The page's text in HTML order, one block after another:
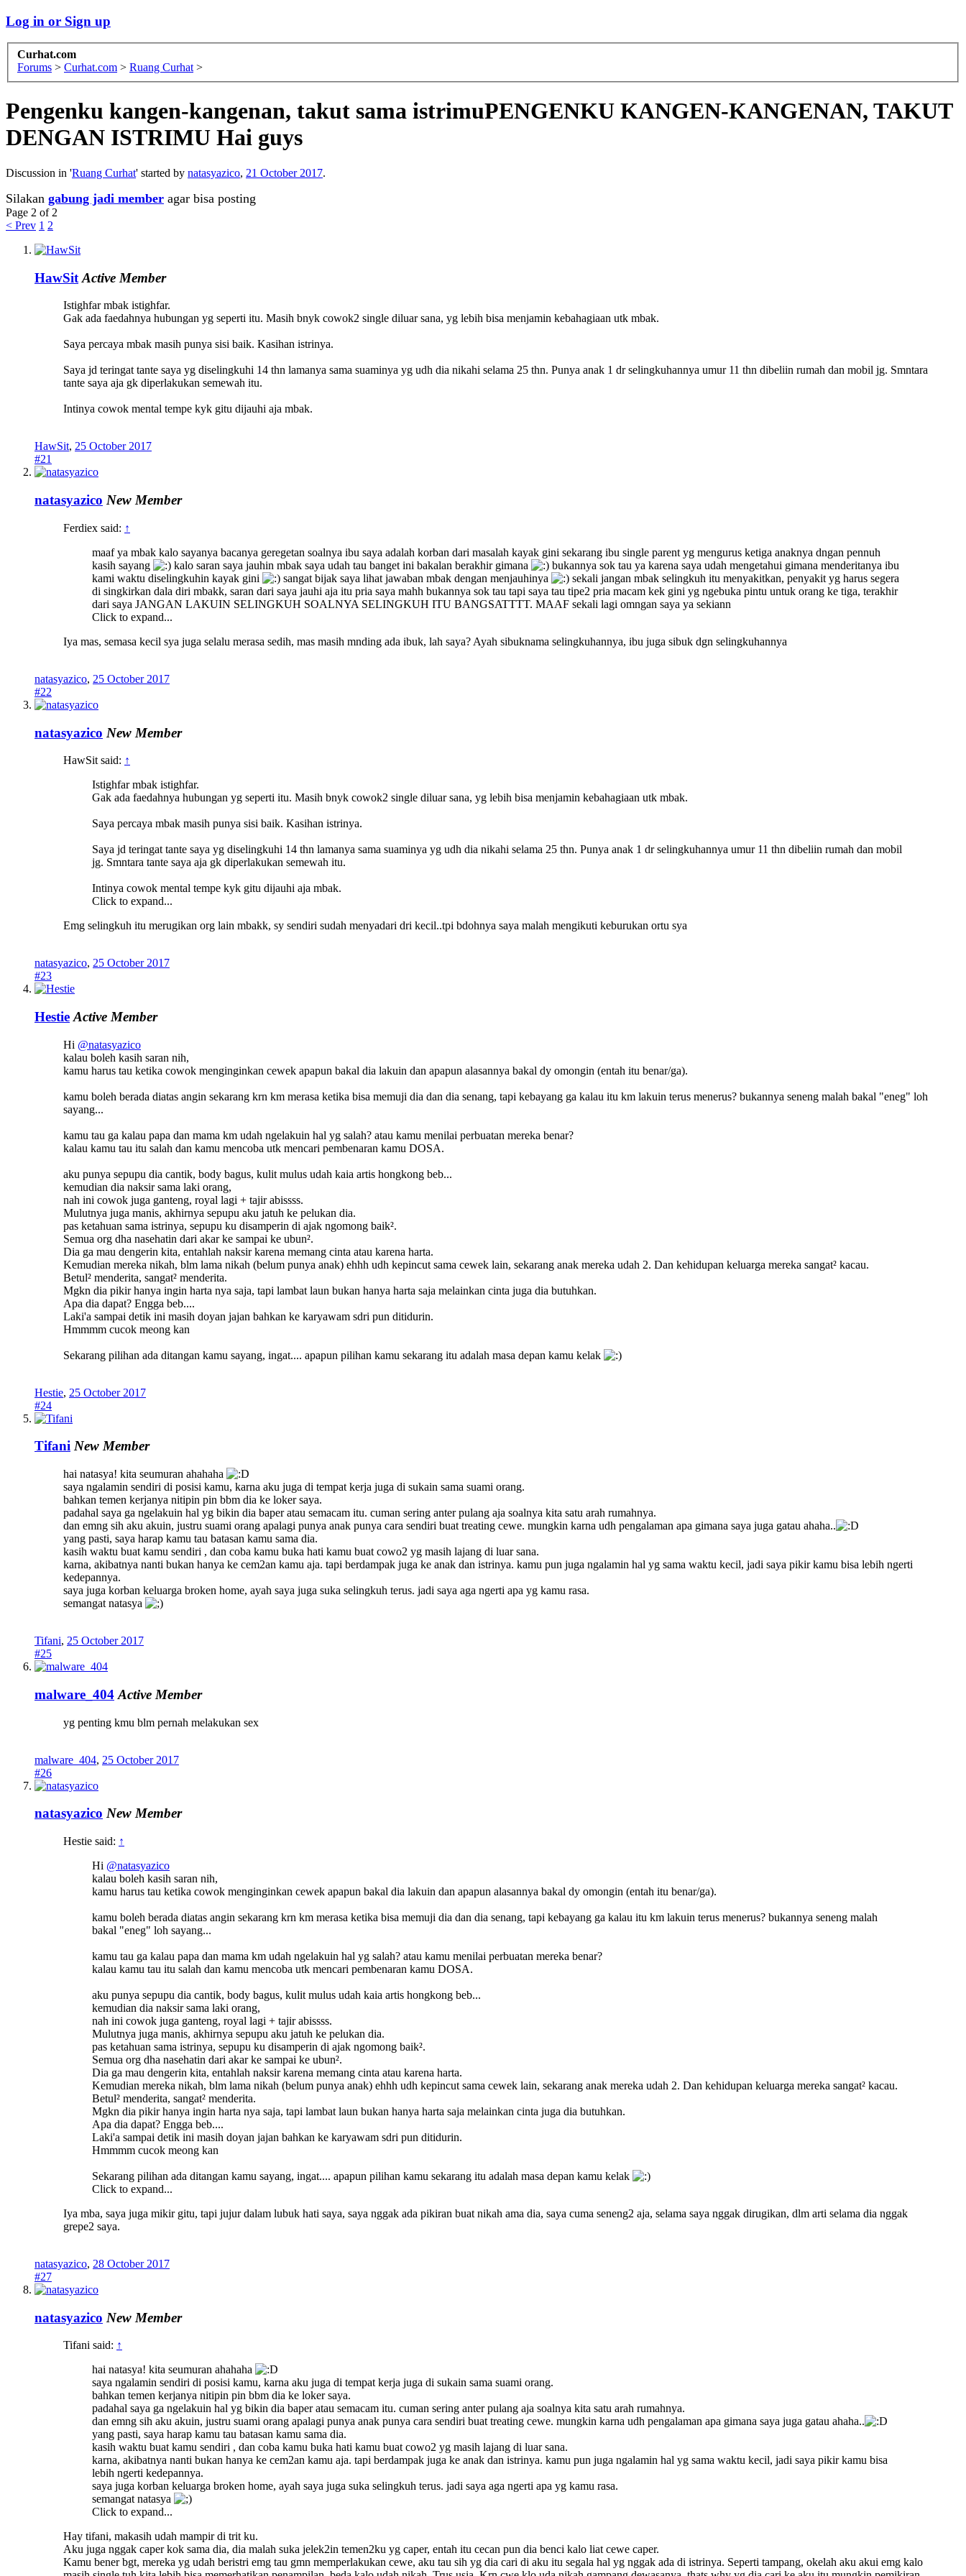
Log in or Sign up
Curhat.com
Forums > Curhat.com > Ruang Curhat >
Pengenku kangen-kangenan, takut sama istrimuPENGENKU KANGEN-KANGENAN, TAKUT
DENGAN ISTRIMU Hai guys
Discussion in 'Ruang Curhat' started by natasyazico, 21 October 2017.
Silakan gabung jadi member agar bisa posting
Page 2 of 2
< Prev 1 2
HawSit Active Member
Istighfar mbak istighfar.
Gak ada faedahnya hubungan yg seperti itu. Masih bnyk cowok2 single diluar sana, yg lebih bisa menjamin kebahagiaan utk mbak.
Saya percaya mbak masih punya sisi baik. Kasihan istrinya.
Saya jd teringat tante saya yg diselingkuhi 14 thn lamanya sama suaminya yg udh dia nikahi selama 25 thn. Punya anak 1 dr selingkuhannya umur 11 thn dibeliin rumah dan mobil jg. Smntara
tante saya aja gk diperlakukan semewah itu.
Intinya cowok mental tempe kyk gitu dijauhi aja mbak.
HawSit, 25 October 2017
#21
natasyazico New Member
Ferdiex said: ↑
maaf ya mbak kalo sayanya bacanya geregetan soalnya ibu saya adalah korban dari masalah kayak gini sekarang ibu single parent yg mengurus ketiga anaknya dngan pennuh
kasih sayang
kalo saran saya jauhin mbak saya udah tau banget ini bakalan berakhir gimana
bukannya sok tau ya karena saya udah mengetahui gimana menderitanya ibu
kami waktu diselingkuhin kayak gini
sangat bijak saya lihat jawaban mbak dengan menjauhinya
sekali jangan mbak selingkuh itu menyakitkan, penyakit yg harus segera
di singkirkan dala diri mbakk, saran dari saya jauhi aja itu pria saya mahh bukannya sok tau tapi saya tau tipe2 pria macam kek gini yg ngebuka pintu untuk orang ke tiga, terakhir
dari saya JANGAN LAKUIN SELINGKUH SOALNYA SELINGKUH ITU BANGSATTTT. MAAF sekali lagi omngan saya ya sekiann
Click to expand...
Iya mas, semasa kecil sya juga selalu merasa sedih, mas masih mnding ada ibuk, lah saya? Ayah sibuknama selingkuhannya, ibu juga sibuk dgn selingkuhannya
natasyazico, 25 October 2017
#22
natasyazico New Member
HawSit said: ↑
Istighfar mbak istighfar.
Gak ada faedahnya hubungan yg seperti itu. Masih bnyk cowok2 single diluar sana, yg lebih bisa menjamin kebahagiaan utk mbak.
Saya percaya mbak masih punya sisi baik. Kasihan istrinya.
Saya jd teringat tante saya yg diselingkuhi 14 thn lamanya sama suaminya yg udh dia nikahi selama 25 thn. Punya anak 1 dr selingkuhannya umur 11 thn dibeliin rumah dan mobil
jg. Smntara tante saya aja gk diperlakukan semewah itu.
Intinya cowok mental tempe kyk gitu dijauhi aja mbak.
Click to expand...
Emg selingkuh itu merugikan org lain mbakk, sy sendiri sudah menyadari dri kecil..tpi bdohnya saya malah mengikuti keburukan ortu sya
natasyazico, 25 October 2017
#23
Hestie Active Member
Hi @natasyazico
kalau boleh kasih saran nih,
kamu harus tau ketika cowok menginginkan cewek apapun bakal dia lakuin dan apapun alasannya bakal dy omongin (entah itu benar/ga).
kamu boleh berada diatas angin sekarang krn km merasa ketika bisa memuji dia dan dia senang, tapi kebayang ga kalau itu km lakuin terus menerus? bukannya seneng malah bakal "eneg" loh
sayang...
kamu tau ga kalau papa dan mama km udah ngelakuin hal yg salah? atau kamu menilai perbuatan mereka benar?
kalau kamu tau itu salah dan kamu mencoba utk mencari pembenaran kamu DOSA.
aku punya sepupu dia cantik, body bagus, kulit mulus udah kaia artis hongkong beb...
kemudian dia naksir sama laki orang,
nah ini cowok juga ganteng, royal lagi + tajir abissss.
Mulutnya juga manis, akhirnya sepupu aku jatuh ke pelukan dia.
pas ketahuan sama istrinya, sepupu ku disamperin di ajak ngomong baik².
Semua org dha nasehatin dari akar ke sampai ke ubun².
Dia ga mau dengerin kita, entahlah naksir karena memang cinta atau karena harta.
Kemudian mereka nikah, blm lama nikah (belum punya anak) ehhh udh kepincut sama cewek lain, sekarang anak mereka udah 2. Dan kehidupan keluarga mereka sangat² kacau.
Betul² menderita, sangat² menderita.
Mgkn dia pikir hanya ingin harta nya saja, tapi lambat laun bukan hanya harta saja melainkan cinta juga dia butuhkan.
Apa dia dapat? Engga beb....
Laki'a sampai detik ini masih doyan jajan bahkan ke karyawam sdri pun ditidurin.
Hmmmm cucok meong kan
Sekarang pilihan ada ditangan kamu sayang, ingat.... apapun pilihan kamu sekarang itu adalah masa depan kamu kelak
Hestie, 25 October 2017
#24
Tifani New Member
hai natasya! kita seumuran ahahaha
saya ngalamin sendiri di posisi kamu, karna aku juga di tempat kerja juga di sukain sama suami orang.
bahkan temen kerjanya nitipin pin bbm dia ke loker saya.
padahal saya ga ngelakuin hal yg bikin dia baper atau semacam itu. cuman sering anter pulang aja soalnya kita satu arah rumahnya.
dan emng sih aku akuin, justru suami orang apalagi punya anak punya cara sendiri buat treating cewe. mungkin karna udh pengalaman apa gimana saya juga gatau ahaha..
yang pasti, saya harap kamu tau batasan kamu sama dia.
kasih waktu buat kamu sendiri , dan coba kamu buka hati kamu buat cowo2 yg masih lajang di luar sana.
karna, akibatnya nanti bukan hanya ke cem2an kamu aja. tapi berdampak juga ke anak dan istrinya. kamu pun juga ngalamin hal yg sama waktu kecil, jadi saya pikir kamu bisa lebih ngerti
kedepannya.
saya juga korban keluarga broken home, ayah saya juga suka selingkuh terus. jadi saya aga ngerti apa yg kamu rasa.
semangat natasya
Tifani, 25 October 2017
#25
malware_404 Active Member
yg penting kmu blm pernah melakukan sex
malware_404, 25 October 2017
#26
natasyazico New Member
Hestie said: ↑
Hi @natasyazico
kalau boleh kasih saran nih,
kamu harus tau ketika cowok menginginkan cewek apapun bakal dia lakuin dan apapun alasannya bakal dy omongin (entah itu benar/ga).
kamu boleh berada diatas angin sekarang krn km merasa ketika bisa memuji dia dan dia senang, tapi kebayang ga kalau itu km lakuin terus menerus? bukannya seneng malah
bakal "eneg" loh sayang...
kamu tau ga kalau papa dan mama km udah ngelakuin hal yg salah? atau kamu menilai perbuatan mereka benar?
kalau kamu tau itu salah dan kamu mencoba utk mencari pembenaran kamu DOSA.
aku punya sepupu dia cantik, body bagus, kulit mulus udah kaia artis hongkong beb...
kemudian dia naksir sama laki orang,
nah ini cowok juga ganteng, royal lagi + tajir abissss.
Mulutnya juga manis, akhirnya sepupu aku jatuh ke pelukan dia.
pas ketahuan sama istrinya, sepupu ku disamperin di ajak ngomong baik².
Semua org dha nasehatin dari akar ke sampai ke ubun².
Dia ga mau dengerin kita, entahlah naksir karena memang cinta atau karena harta.
Kemudian mereka nikah, blm lama nikah (belum punya anak) ehhh udh kepincut sama cewek lain, sekarang anak mereka udah 2. Dan kehidupan keluarga mereka sangat² kacau.
Betul² menderita, sangat² menderita.
Mgkn dia pikir hanya ingin harta nya saja, tapi lambat laun bukan hanya harta saja melainkan cinta juga dia butuhkan.
Apa dia dapat? Engga beb....
Laki'a sampai detik ini masih doyan jajan bahkan ke karyawam sdri pun ditidurin.
Hmmmm cucok meong kan
Sekarang pilihan ada ditangan kamu sayang, ingat.... apapun pilihan kamu sekarang itu adalah masa depan kamu kelak
Click to expand...
Iya mba, saya juga mikir gitu, tapi jujur dalam lubuk hati saya, saya nggak ada pikiran buat nikah ama dia, saya cuma seneng2 aja, selama saya nggak dirugikan, dlm arti selama dia nggak
grepe2 saya.
natasyazico, 28 October 2017
#27
natasyazico New Member
Tifani said: ↑
hai natasya! kita seumuran ahahaha
saya ngalamin sendiri di posisi kamu, karna aku juga di tempat kerja juga di sukain sama suami orang.
bahkan temen kerjanya nitipin pin bbm dia ke loker saya.
padahal saya ga ngelakuin hal yg bikin dia baper atau semacam itu. cuman sering anter pulang aja soalnya kita satu arah rumahnya.
dan emng sih aku akuin, justru suami orang apalagi punya anak punya cara sendiri buat treating cewe. mungkin karna udh pengalaman apa gimana saya juga gatau ahaha..
yang pasti, saya harap kamu tau batasan kamu sama dia.
kasih waktu buat kamu sendiri , dan coba kamu buka hati kamu buat cowo2 yg masih lajang di luar sana.
karna, akibatnya nanti bukan hanya ke cem2an kamu aja. tapi berdampak juga ke anak dan istrinya. kamu pun juga ngalamin hal yg sama waktu kecil, jadi saya pikir kamu bisa
lebih ngerti kedepannya.
saya juga korban keluarga broken home, ayah saya juga suka selingkuh terus. jadi saya aga ngerti apa yg kamu rasa.
semangat natasya
Click to expand...
Hay tifani, makasih udah mampir di trit ku.
Aku juga nggak caper kok sama dia, dia malah suka jelek2in temen2ku yg caper, entah itu cecan pun dia benci kalo liat cewe caper.
Kamu bener bgt, mereka yg udah beristri emg tau gmn memperlakukan cewe, aku tau sih yg dia cari di aku itu segala hal yg nggak ada di istrinya. Seperti tampang, okelah aku akui emg kalo